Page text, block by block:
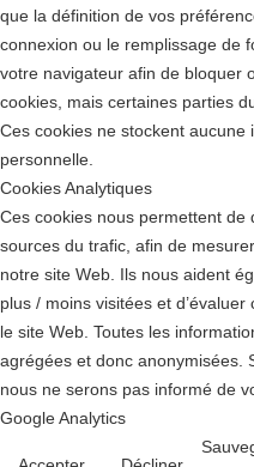
que la définition de vos
connexion ou le remplissage de
votre navigateur afin de bloquer
cookies, mais certaines parties
Ces cookies ne stockent aucune
personnelle.
Cookies Analytiques
Ces cookies nous permettent
sources du trafic, afin de
notre site Web. Ils nous aident
plus / moins visitées et
le site Web. Toutes les
agrégées et donc anonymisées.
nous ne serons pas informé de
Google Analytics